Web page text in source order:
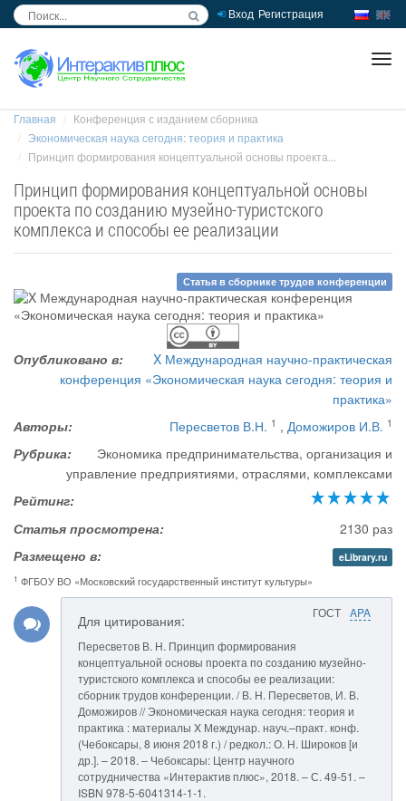
Вход Регистрация
Главная
Конференция с изданием сборника
Экономическая наука сегодня: теория и практика
Принцип формирования концептуальной основы проекта...
Принцип формирования концептуальной основы
проекта по созданию музейно-туристского
комплекса и способы ее реализации
Статья в сборнике трудов конференции
Опубликовано в:
X Международная научно-практическая
конференция «Экономическая наука сегодня: теория и
практика»
Авторы:
Пересветов В.Н. 1 , Доможиров И.В. 1
Рубрика:
Экономика предпринимательства, организация и
управление предприятиями, отраслями, комплексами
Рейтинг:
Статья просмотрена:
2130 раз
Размещено в:
eLibrary.ru
1 ФГБОУ ВО «Московский государственный институт культуры»
ГОСТ APA
Для цитирования:
Пересветов В. Н. Принцип формирования
концептуальной основы проекта по созданию музейно-
туристского комплекса и способы ее реализации:
сборник трудов конференции. / В. Н. Пересветов, И. В.
Доможиров // Экономическая наука сегодня: теория и
практика : материалы X Междунар. науч.–практ. конф.
(Чебоксары, 8 июня 2018 г.) / редкол.: О. Н. Широков [и
др.]. – 2018. – Чебоксары: Центр научного
сотрудничества «Интерактив плюс», 2018. – С. 49-51. –
ISBN 978-5-6041314-1-1.